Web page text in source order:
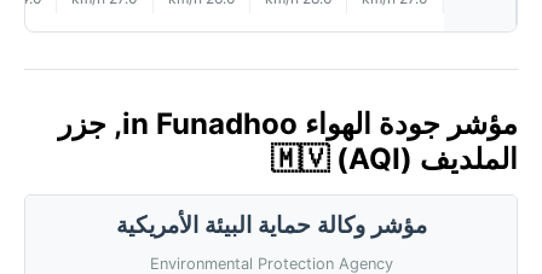
مؤشر جودة الهواء in Funadhoo, جزر
الملديف 🇲🇻 (AQI)
مؤشر وكالة حماية البيئة الأمريكية
Environmental Protection Agency